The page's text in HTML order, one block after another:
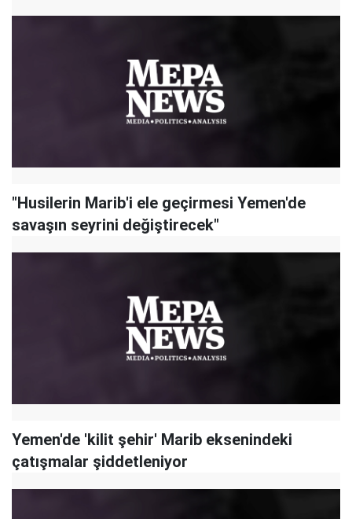
"Husilerin Marib'i ele geçirmesi Yemen'de
savaşın seyrini değiştirecek"
Yemen'de 'kilit şehir' Marib eksenindeki
çatışmalar şiddetleniyor